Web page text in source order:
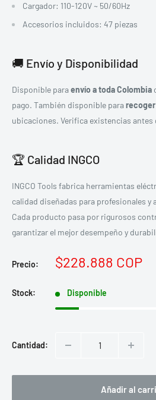
Cargador: 110-120V ~ 50/60Hz
Accesorios incluidos: 47 piezas
🚚 Envío y Disponibilidad
Disponible paraenvío a toda Colombia
pago. También disponible para
ubicaciones. Verifica existencias antes
🏆 Calidad INGCO
INGCO Tools fabrica herramientas
calidad diseñadas para profesionales y
Cada producto pasa por rigurosos
garantizar el mejor desempeño y
Precio:
Precio
venta
$228.888 COP
Stock: Disponible
Cantidad:
Añadir al